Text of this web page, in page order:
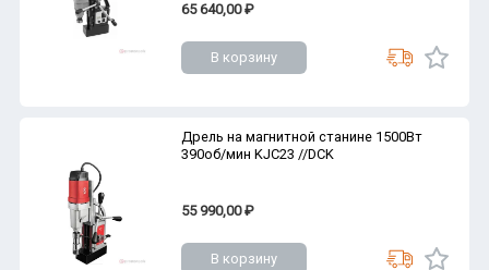
65 640,00 ₽
В корзину
Дрель на магнитной станине 1500Вт
390об/мин KJC23 //DCK
55 990,00 ₽
В корзину